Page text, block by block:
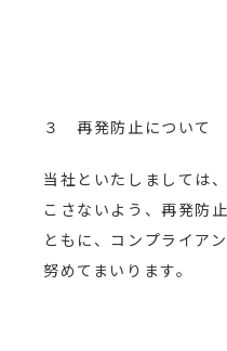
３ 再発防止について
当社といたしましては
こさないよう、再発防
ともに、コンプライア
努めてまいります。